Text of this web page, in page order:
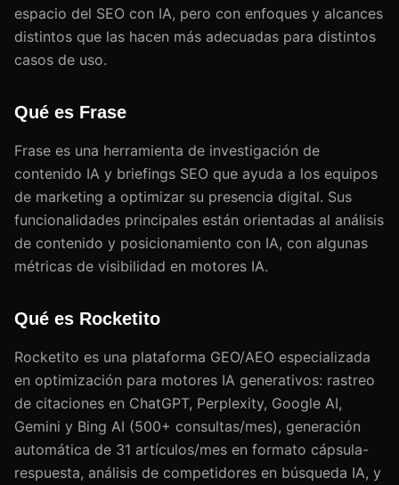
espacio del SEO con IA, pero con enfoques y alcances
distintos que las hacen más adecuadas para distintos
casos de uso.
Qué es Frase
Frase es una herramienta de investigación de
contenido IA y briefings SEO que ayuda a los equipos
de marketing a optimizar su presencia digital. Sus
funcionalidades principales están orientadas al análisis
de contenido y posicionamiento con IA, con algunas
métricas de visibilidad en motores IA.
Qué es Rocketito
Rocketito es una plataforma GEO/AEO especializada
en optimización para motores IA generativos: rastreo
de citaciones en ChatGPT, Perplexity, Google AI,
Gemini y Bing AI (500+ consultas/mes), generación
automática de 31 artículos/mes en formato cápsula-
respuesta, análisis de competidores en búsqueda IA, y